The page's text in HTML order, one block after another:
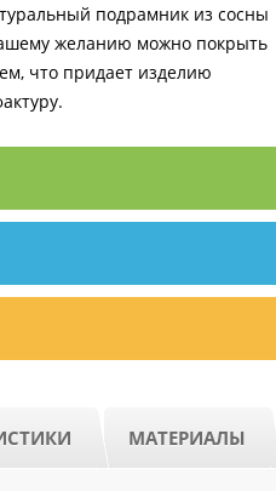
подрамник из сосны
желанию можно покрыть
что придает изделию
МАТЕРИАЛЫ